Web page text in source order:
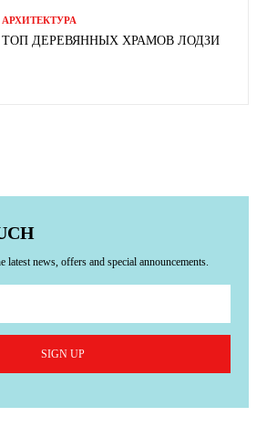
АРХИТЕКТУРА
ТОП ДЕРЕВЯННЫХ ХРАМОВ ЛОДЗИ
latest news, offers and special announcements.
SIGN UP